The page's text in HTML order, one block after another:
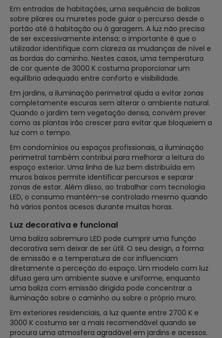
Em entradas de habitações, uma sequência de balizas
sobre pilares ou muretes pode guiar o percurso desde o
portão até à habitação ou à garagem. A luz não precisa
de ser excessivamente intensa; o importante é que o
utilizador identifique com clareza as mudanças de nível e
as bordas do caminho. Nestes casos, uma temperatura
de cor quente de 3000 K costuma proporcionar um
equilíbrio adequado entre conforto e visibilidade.
Em jardins, a iluminação perimetral ajuda a evitar zonas
completamente escuras sem alterar o ambiente natural.
Quando o jardim tem vegetação densa, convém prever
como as plantas irão crescer para evitar que bloqueiem a
luz com o tempo.
Em condomínios ou espaços profissionais, a iluminação
perimetral também contribui para melhorar a leitura do
espaço exterior. Uma linha de luz bem distribuída em
muros baixos permite identificar percursos e separar
zonas de estar. Além disso, ao trabalhar com tecnologia
LED, o consumo mantém-se controlado mesmo quando
há vários pontos acesos durante muitas horas.
Luz decorativa e funcional
Uma baliza sobremuro LED pode cumprir uma função
decorativa sem deixar de ser útil. O seu design, a forma
de emissão e a temperatura de cor influenciam
diretamente a perceção do espaço. Um modelo com luz
difusa gera um ambiente suave e uniforme, enquanto
uma baliza com emissão dirigida pode concentrar a
iluminação sobre o caminho ou sobre o próprio muro.
Em exteriores residenciais, a luz quente entre 2700 K e
3000 K costuma ser a mais recomendável quando se
procura uma atmosfera agradável em jardins e acessos.